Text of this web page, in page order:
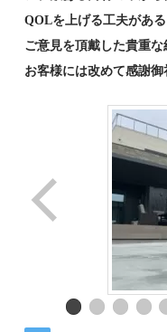
QOLを上げる工夫があ
ご意見を頂戴した貴重
お客様には改めて感謝御